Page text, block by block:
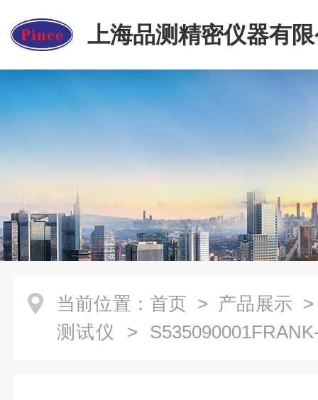
上海品测精密仪器有
当前位置： 首页 > 产品展示
测试仪 >